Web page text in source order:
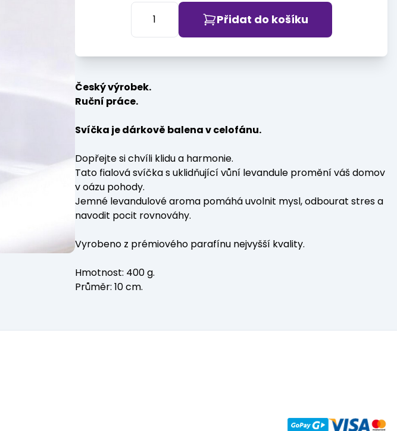
Přidat do košíku
Český výrobek.
Ruční práce.
Svíčka je dárkově balena v celofánu.
Dopřejte si chvíli klidu a harmonie.
Tato fialová svíčka s uklidňující vůní levandule promění váš domov
v oázu pohody.
Jemné levandulové aroma pomáhá uvolnit mysl, odbourat stres a
navodit pocit rovnováhy.
Vyrobeno z prémiového parafínu nejvyšší kvality.
Hmotnost: 400 g.
Průměr: 10 cm.